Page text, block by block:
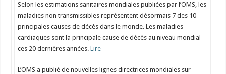
Selon les estimations sanitaires mondiales publiées par l’OMS, les
maladies non transmissibles représentent désormais 7 des 10
principales causes de décès dans le monde. Les maladies
cardiaques sont la principale cause de décès au niveau mondial
ces 20 dernières années. Lire
L’OMS a publié de nouvelles lignes directrices mondiales sur